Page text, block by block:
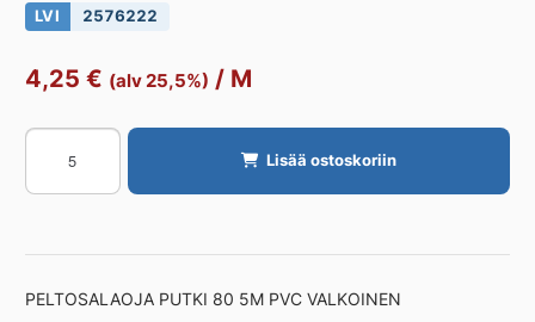
LVI 2576222
4,25 € (alv 25,5%) / M
SALAOJAPUTKI
80x72
määrä
Lisää ostoskoriin
PELTOSALAOJA PUTKI 80 5M PVC VALKOINEN